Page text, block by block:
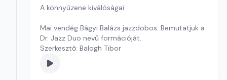
A könnyűzene kiválóságai
Mai vendég Bágyi Balázs jazzdobos. Bemutatjuk a
Dr. Jazz Duo nevű formációját.
Szerkesztő: Balogh Tibor